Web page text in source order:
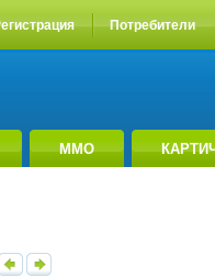
Потребители
MMO